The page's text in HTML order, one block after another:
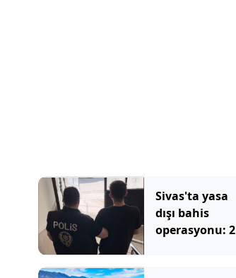
Sivas'ta yasa
dışı bahis
operasyonu: 2